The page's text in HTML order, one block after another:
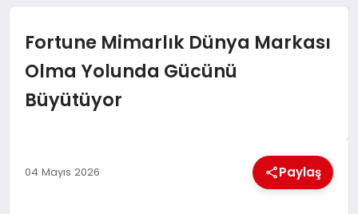
DÜNYA
EĞITIM
MAGAZIN
Fortune Mimarlık Dünya Markası
Olma Yolunda Gücünü
Büyütüyor
04 Mayıs 2026 Paylaş